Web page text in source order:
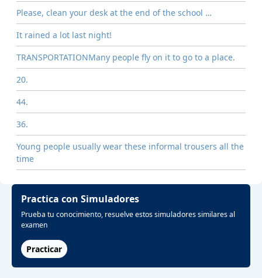
Please, clean your desk at the end of the school …
It rained a lot last night!
TRANSPORTATIONMany people fly on it to go to a place.
20.
44.
36.
Young people usually wear these informal trousers all the
time
Practica con Simuladores
Prueba tu conocimiento, resuelve estos simuladores similares al
examen
Practicar